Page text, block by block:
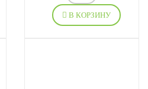
В КОРЗИНУ